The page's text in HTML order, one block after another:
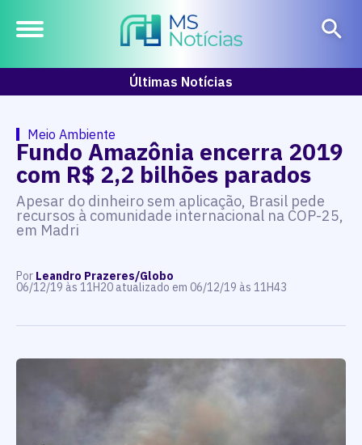
Últimas Notícias
Meio Ambiente
Fundo Amazônia encerra 2019
com R$ 2,2 bilhões parados
Apesar do dinheiro sem aplicação, Brasil pede
recursos à comunidade internacional na COP-25,
em Madri
Por Leandro Prazeres/Globo
06/12/19 às 11H20 atualizado em 06/12/19 às 11H43